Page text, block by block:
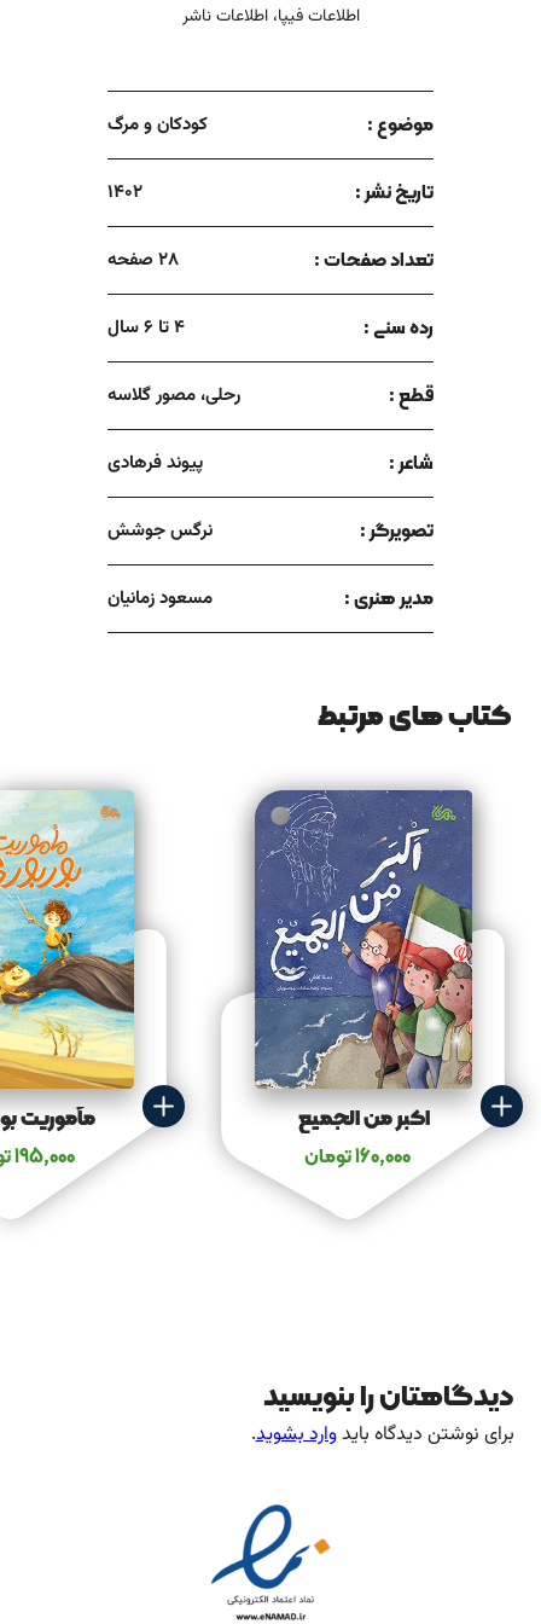
اطلاعات فیپا، اطلاعات ناشر
موضوع : کودکان و مرگ
تاریخ نشر : 1402
تعداد صفحات : 28 صفحه
رده سنی : 4 تا 6 سال
قطع : رحلی، مصور گلاسه
شاعر : پیوند فرهادی
تصویرگر : نرگس جوشش
مدیر هنری : مسعود زمانیان
کتاب های مرتبط
اکبر من الجمیع
160,000تومان
مأموریت
195,000
دیدگاهتان را بنویسید
برای نوشتن دیدگاه بایدوارد بشوید.